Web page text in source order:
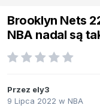
Brooklyn Nets
NBA nadal są
Przez ely3
9 Lipca 2022 w NBA